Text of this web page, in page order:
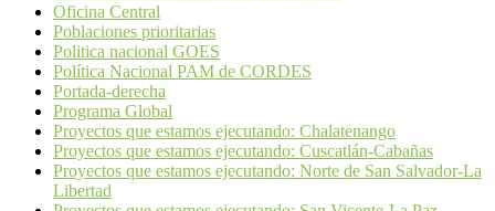
Oficina Central
Poblaciones prioritarias
Politica nacional GOES
Política Nacional PAM de CORDES
Portada-derecha
Programa Global
Proyectos que estamos ejecutando: Chalatenango
Proyectos que estamos ejecutando: Cuscatlán-Cabañas
Proyectos que estamos ejecutando: Norte de San Salvador-La
Libertad